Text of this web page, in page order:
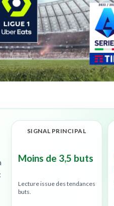
SIGNAL PRINCIPAL
Moins de 3,5 buts
Lecture issue des tendances
buts.